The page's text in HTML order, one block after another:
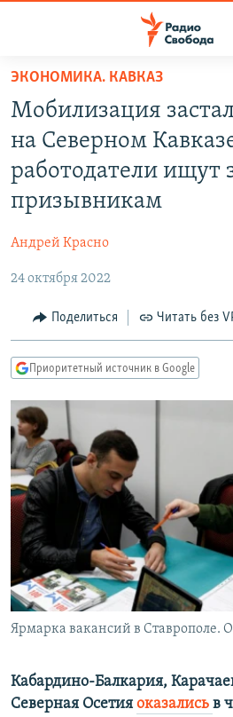
упрощенного
доступа
Вернуться
основному
содержанию
Вернутся
навигации
Вернутся
поиску
ПРОГРАММЫ
АВТОРСКИЕ ПРОЕКТЫ
КУЛЬТУРА
IDEL.РЕАЛИИ
КАВКАЗ.РЕАЛИИ
СИБИРЬ.РЕАЛИИ
РАСПИСАНИЕ ВЕЩАНИЯ
ПОДПИШИТЕСЬ НА РАССЫЛКУ
СОЦИАЛЬНЫЕ СЕТИ
Все сайты РСЕ/РС
ЭКОНОМИКА. КАВКАЗ
Мобилизация
на Северном
работодатели ищут
призывникам
Андрей Красно
24 октября 2022
Поделиться Читать без
Приоритетный источник в Google
Ярмарка вакансий в Ставрополе.
Кабардино-Балкария,
Северная Осетия оказались в